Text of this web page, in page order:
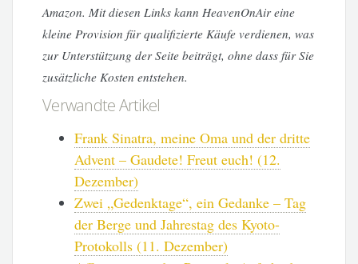
Amazon. Mit diesen Links kann HeavenOnAir eine
kleine Provision für qualifizierte Käufe verdienen, was
zur Unterstützung der Seite beiträgt, ohne dass für Sie
zusätzliche Kosten entstehen.
Verwandte Artikel
Frank Sinatra, meine Oma und der dritte
Advent – Gaudete! Freut euch! (12.
Dezember)
Zwei „Gedenktage“, ein Gedanke – Tag
der Berge und Jahrestag des Kyoto-
Protokolls (11. Dezember)